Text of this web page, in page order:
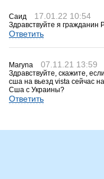
Саид 17.01.22 10:54
Здравствуйте я
Ответить
Maryna 07.11.21 13:59
Здравствуйте, скажите,
сша на вьезд vista сейчас
Сша с Украины?
Ответить